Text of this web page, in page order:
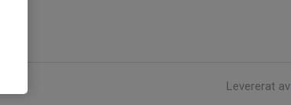
Levererat av